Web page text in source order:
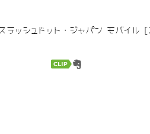
ラッシュドット・ジャパン モバイ